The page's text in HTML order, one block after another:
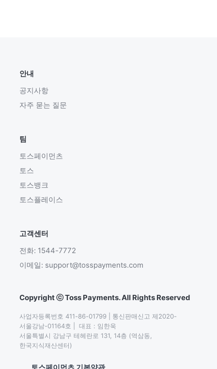
안내
공지사항
자주 묻는 질문
팀
토스페이먼츠
토스
토스뱅크
토스플레이스
고객센터
전화: 1544-7772
이메일: support@tosspayments.com
Copyright ⓒ Toss Payments. All Rights Reserved
사업자등록번호 411-86-01799 | 통신판매신고 제2020-
서울강남-01164호 |  대표 : 임한욱
서울특별시 강남구 테헤란로 131, 14층 (역삼동,
한국지식재산센터)